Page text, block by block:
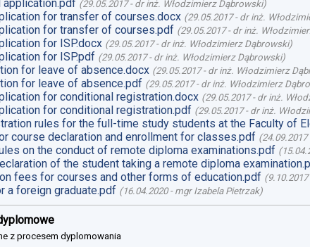
application.pdf (29.05.2017- dr inż. Włodzimierz Dąbrowski)
for transfer of courses.docx (29.05.2017- dr inż.
for transfer of courses.pdf (29.05.2017- dr inż.
for ISP.docx (29.05.2017- dr inż. Włodzimierz Dąbrowski)
for ISP.pdf (29.05.2017- dr inż. Włodzimierz Dąbrowski)
for leave of absence.docx (29.05.2017- dr inż. Włodzimierz
for leave of absence.pdf (29.05.2017- dr inż. Włodzimierz
for conditional registration.docx (29.05.2017- dr inż.
for conditional registration.pdf (29.05.2017- dr inż.
rules for the full-time study students at the Faculty of
course declaration and enrollment for classes.pdf (24.09.2017
on the conduct of remote diploma examinations.pdf (
of the student taking a remote diploma
fees for courses and other forms of education.pdf (9.10.2017
a foreign graduate.pdf (16.04.2020- mgr Izabela Pietrzak)
z procesem dyplomowania